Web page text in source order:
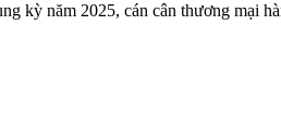
kỳ năm 2025, cán cân thương mại